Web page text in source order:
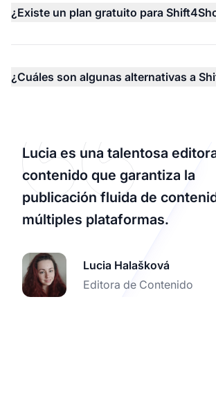
¿Existe un plan gratuito para
¿Cuáles son algunas alternativas a
Lucia es una talentosa
contenido que garantiza la
publicación fluida de
múltiples plataformas.
Lucia Halašková
Editora de Contenido